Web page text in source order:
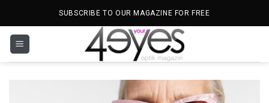
SUBSCRIBE TO OUR MAGAZINE FOR FREE